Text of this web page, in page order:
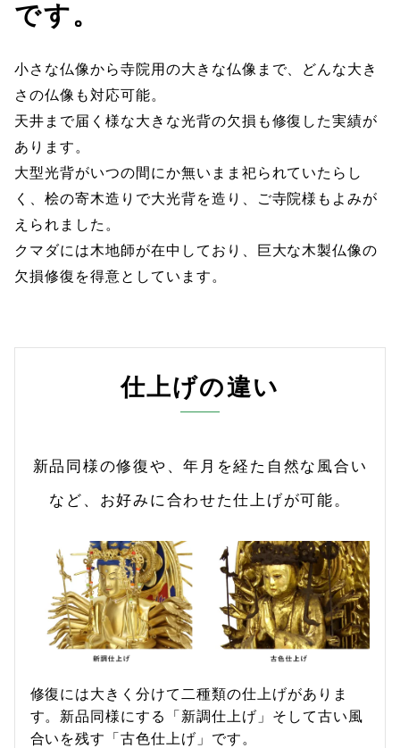
です。
小さな仏像から寺院用の大きな仏像まで、どんな大き
さの仏像も対応可能。
天井まで届く様な大きな光背の欠損も修復した実績が
あります。
大型光背がいつの間にか無いまま祀られていたらし
く、桧の寄木造りで大光背を造り、ご寺院様もよみが
えられました。
クマダには木地師が在中しており、巨大な木製仏像の
欠損修復を得意としています。
仕上げの違い
新品同様の修復や、年月を経た自然な風合い
など、お好みに合わせた仕上げが可能。
修復には大きく分けて二種類の仕上げがありま
す。新品同様にする「新調仕上げ」そして古い風
合いを残す「古色仕上げ」です。